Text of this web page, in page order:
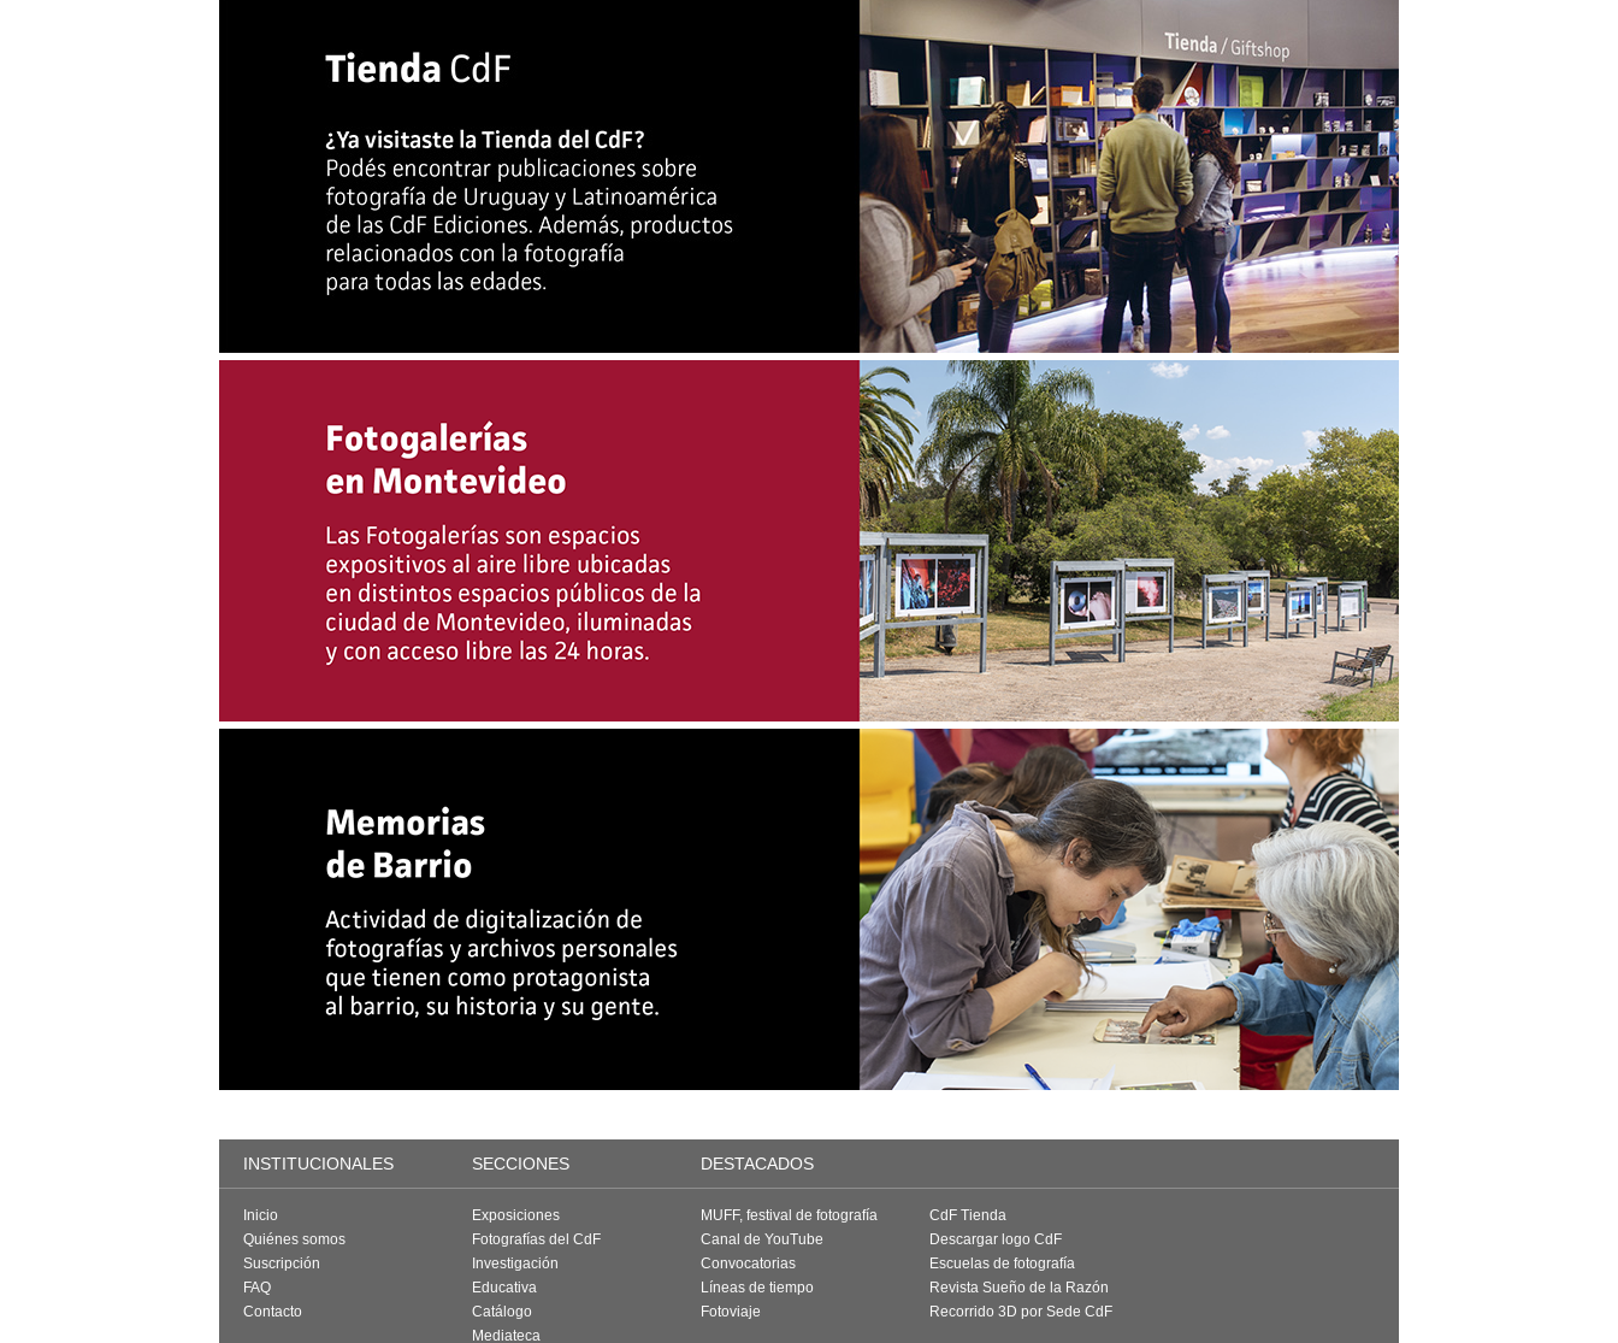
INSTITUCIONALES SECCIONES DESTACADOS
Inicio
Quiénes somos
Suscripción
FAQ
Contacto
Exposiciones
Fotografías del CdF
Investigación
Educativa
Catálogo
Mediateca
MUFF, festival de fotografía
Canal de YouTube
Convocatorias
Líneas de tiempo
Fotoviaje
CdF Tienda
Descargar logo CdF
Escuelas de fotografía
Revista Sueño de la Razón
Recorrido 3D por Sede CdF